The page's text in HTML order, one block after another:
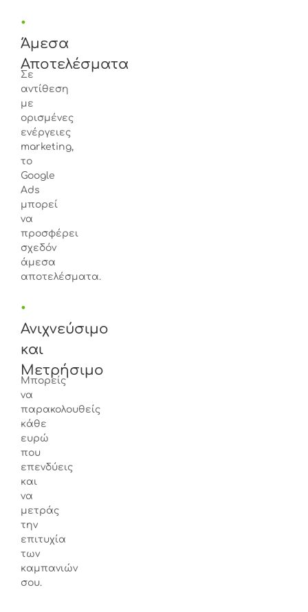
•
Άμεσα
Αποτελέσματα
Σε
αντίθεση
με
ορισμένες
ενέργειες
marketing,
το
Google
Ads
μπορεί
να
προσφέρει
σχεδόν
άμεσα
αποτελέσματα.
•
Ανιχνεύσιμο
και
Μετρήσιμο
Μπορείς
να
παρακολουθείς
κάθε
ευρώ
που
επενδύεις
και
να
μετράς
την
επιτυχία
των
καμπανιών
σου.